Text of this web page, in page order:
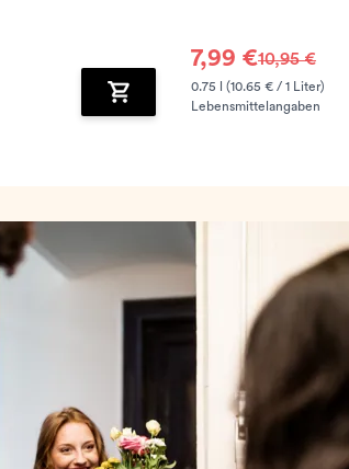
Zum Warenkorb hinzufügen
7,99 €10,95 €
0.75 l (10.65 € / 1 Liter)
Lebensmittelangaben